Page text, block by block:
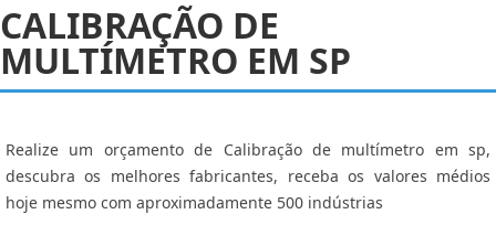
CALIBRAÇÃO DE
MULTÍMETRO EM SP
Realize um orçamento de Calibração de multímetro em sp,
descubra os melhores fabricantes, receba os valores médios
hoje mesmo com aproximadamente 500 indústrias